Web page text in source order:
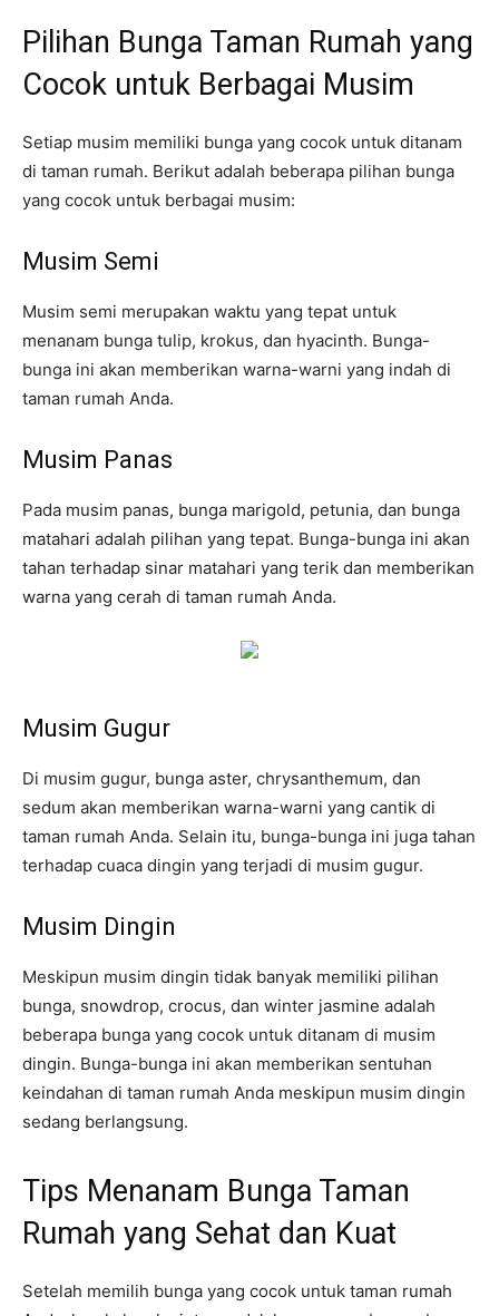
Pilihan Bunga Taman Rumah yang
Cocok untuk Berbagai Musim
Setiap musim memiliki bunga yang cocok untuk ditanam
di taman rumah. Berikut adalah beberapa pilihan bunga
yang cocok untuk berbagai musim:
Musim Semi
Musim semi merupakan waktu yang tepat untuk
menanam bunga tulip, krokus, dan hyacinth. Bunga-
bunga ini akan memberikan warna-warni yang indah di
taman rumah Anda.
Musim Panas
Pada musim panas, bunga marigold, petunia, dan bunga
matahari adalah pilihan yang tepat. Bunga-bunga ini akan
tahan terhadap sinar matahari yang terik dan memberikan
warna yang cerah di taman rumah Anda.
Musim Gugur
Di musim gugur, bunga aster, chrysanthemum, dan
sedum akan memberikan warna-warni yang cantik di
taman rumah Anda. Selain itu, bunga-bunga ini juga tahan
terhadap cuaca dingin yang terjadi di musim gugur.
Musim Dingin
Meskipun musim dingin tidak banyak memiliki pilihan
bunga, snowdrop, crocus, dan winter jasmine adalah
beberapa bunga yang cocok untuk ditanam di musim
dingin. Bunga-bunga ini akan memberikan sentuhan
keindahan di taman rumah Anda meskipun musim dingin
sedang berlangsung.
Tips Menanam Bunga Taman
Rumah yang Sehat dan Kuat
Setelah memilih bunga yang cocok untuk taman rumah